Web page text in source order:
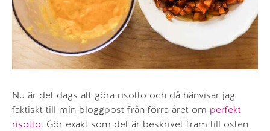
Nu är det dags att göra risotto och då hänvisar jag
faktiskt till min bloggpost från förra året om perfekt
risotto. Gör exakt som det är beskrivet fram till osten